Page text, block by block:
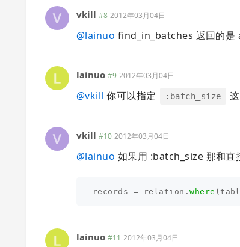
vkill #8 2012年03月04日
@lainuo find_in_batches 返回的是
lainuo #9 2012年03月04日
@vkill 你可以指定 :batch_size
vkill #10 2012年03月04日
@lainuo 如果用 :batch_size 那和
records = relation .where (
lainuo #11 2012年03月04日